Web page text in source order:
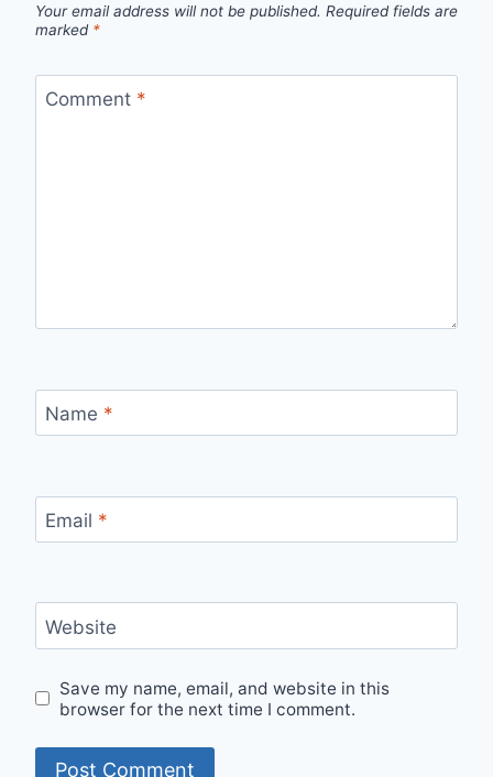
Your email address will not be published. Required fields are
marked *
Comment *
Name *
Email *
Website
Save my name, email, and website in this
browser for the next time I comment.